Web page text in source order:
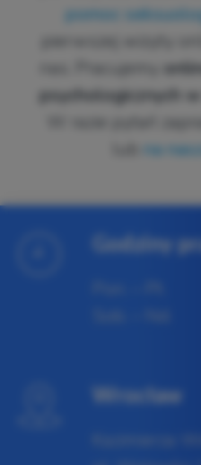
pomoc
nas. Pracujemy
psychologicznych
W razie pytań
na
Godziny
Wrocław